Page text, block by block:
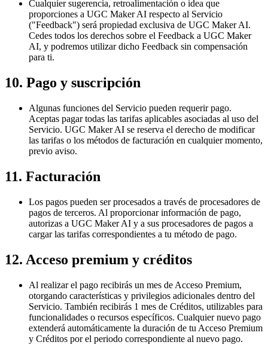
Cualquier sugerencia, retroalimentación o idea que
proporciones a UGC Maker AI respecto al Servicio
("Feedback") será propiedad exclusiva de UGC Maker AI.
Cedes todos los derechos sobre el Feedback a UGC Maker
AI, y podremos utilizar dicho Feedback sin compensación
para ti.
10. Pago y suscripción
Algunas funciones del Servicio pueden requerir pago.
Aceptas pagar todas las tarifas aplicables asociadas al uso del
Servicio. UGC Maker AI se reserva el derecho de modificar
las tarifas o los métodos de facturación en cualquier momento,
previo aviso.
11. Facturación
Los pagos pueden ser procesados a través de procesadores de
pagos de terceros. Al proporcionar información de pago,
autorizas a UGC Maker AI y a sus procesadores de pagos a
cargar las tarifas correspondientes a tu método de pago.
12. Acceso premium y créditos
Al realizar el pago recibirás un mes de Acceso Premium,
otorgando características y privilegios adicionales dentro del
Servicio. También recibirás 1 mes de Créditos, utilizables para
funcionalidades o recursos específicos. Cualquier nuevo pago
extenderá automáticamente la duración de tu Acceso Premium
y Créditos por el periodo correspondiente al nuevo pago.